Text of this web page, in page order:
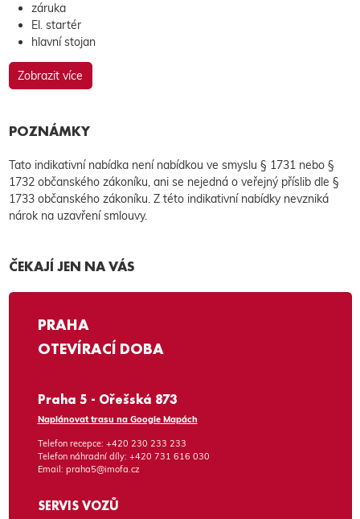
záruka
El. startér
hlavní stojan
Zobrazit více
POZNÁMKY
Tato indikativní nabídka není nabídkou ve smyslu § 1731 nebo §
1732 občanského zákoníku, ani se nejedná o veřejný příslib dle §
1733 občanského zákoníku. Z této indikativní nabídky nevzniká
nárok na uzavření smlouvy.
ČEKAJÍ JEN NA VÁS
PRAHA
OTEVÍRACÍ DOBA
Praha 5 - Ořešská 873
Naplánovat trasu na Google Mapách
Telefon recepce: +420 230 233 233
Telefon náhradní díly: +420 731 616 030
Email: praha5@imofa.cz
SERVIS VOZŮ